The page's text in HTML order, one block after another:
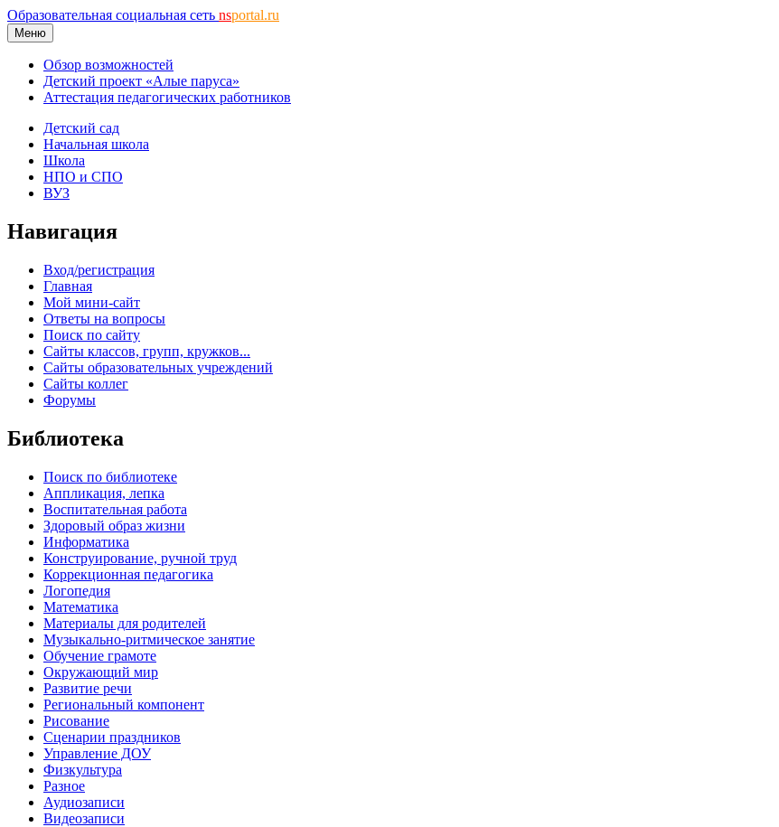
Образовательная социальная сеть nsportal.ru
Меню
Обзор возможностей
Детский проект «Алые паруса»
Аттестация педагогических работников
Детский сад
Начальная школа
Школа
НПО и СПО
ВУЗ
Навигация
Вход/регистрация
Главная
Мой мини-сайт
Ответы на вопросы
Поиск по сайту
Сайты классов, групп, кружков...
Сайты образовательных учреждений
Сайты коллег
Форумы
Библиотека
Поиск по библиотеке
Аппликация, лепка
Воспитательная работа
Здоровый образ жизни
Информатика
Конструирование, ручной труд
Коррекционная педагогика
Логопедия
Математика
Материалы для родителей
Музыкально-ритмическое занятие
Обучение грамоте
Окружающий мир
Развитие речи
Региональный компонент
Рисование
Сценарии праздников
Управление ДОУ
Физкультура
Разное
Аудиозаписи
Видеозаписи